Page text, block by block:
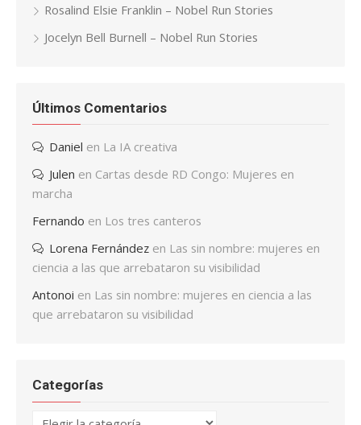
Rosalind Elsie Franklin – Nobel Run Stories
Jocelyn Bell Burnell – Nobel Run Stories
Últimos Comentarios
Daniel en La IA creativa
Julen en Cartas desde RD Congo: Mujeres en
marcha
Fernando en Los tres canteros
Lorena Fernández en Las sin nombre: mujeres en
ciencia a las que arrebataron su visibilidad
Antonoi en Las sin nombre: mujeres en ciencia a las
que arrebataron su visibilidad
Categorías
Categorías